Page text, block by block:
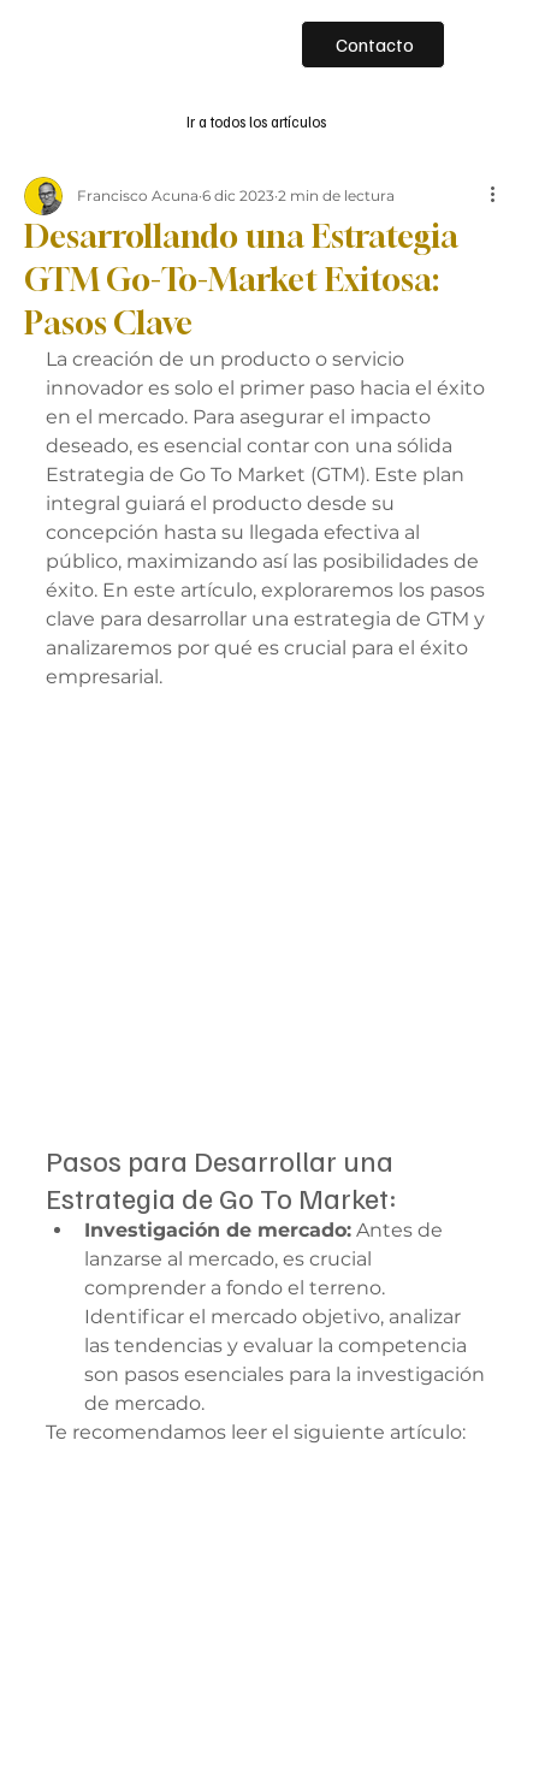
Contacto
Ir a todos los artículos
Desarrollando una Estrategia
GTM Go-To-Market Exitosa:
Pasos Clave
Francisco Acuna 6 dic 2023 2 min de lectura
La creación de un producto o servicio
innovador es solo el primer paso hacia el éxito
en el mercado. Para asegurar el impacto
deseado, es esencial contar con una sólida
Estrategia de Go To Market (GTM). Este plan
integral guiará el producto desde su
concepción hasta su llegada efectiva al
público, maximizando así las posibilidades de
éxito. En este artículo, exploraremos los pasos
clave para desarrollar una estrategia de GTM y
analizaremos por qué es crucial para el éxito
empresarial.
Pasos para Desarrollar una
Estrategia de Go To Market:
Investigación de mercado: Antes de
lanzarse al mercado, es crucial
comprender a fondo el terreno.
Identificar el mercado objetivo, analizar
las tendencias y evaluar la competencia
son pasos esenciales para la investigación
de mercado.
Te recomendamos leer el siguiente artículo: